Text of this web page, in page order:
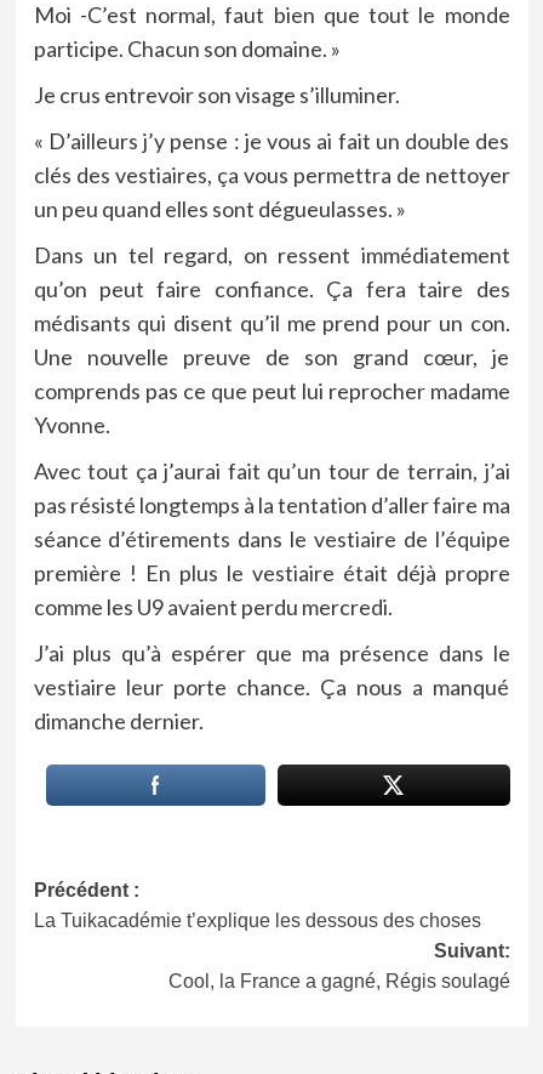
Moi -C’est normal, faut bien que tout le monde
participe. Chacun son domaine. »
Je crus entrevoir son visage s’illuminer.
« D’ailleurs j’y pense : je vous ai fait un double des
clés des vestiaires, ça vous permettra de nettoyer
un peu quand elles sont dégueulasses. »
Dans un tel regard, on ressent immédiatement
qu’on peut faire confiance. Ça fera taire des
médisants qui disent qu’il me prend pour un con.
Une nouvelle preuve de son grand cœur, je
comprends pas ce que peut lui reprocher madame
Yvonne.
Avec tout ça j’aurai fait qu’un tour de terrain, j’ai
pas résisté longtemps à la tentation d’aller faire ma
séance d’étirements dans le vestiaire de l’équipe
première ! En plus le vestiaire était déjà propre
comme les U9 avaient perdu mercredi.
J’ai plus qu’à espérer que ma présence dans le
vestiaire leur porte chance. Ça nous a manqué
dimanche dernier.
Navigation
d’article
Précédent :
La Tuikacadémie t’explique les dessous des choses
Suivant:
Cool, la France a gagné, Régis soulagé